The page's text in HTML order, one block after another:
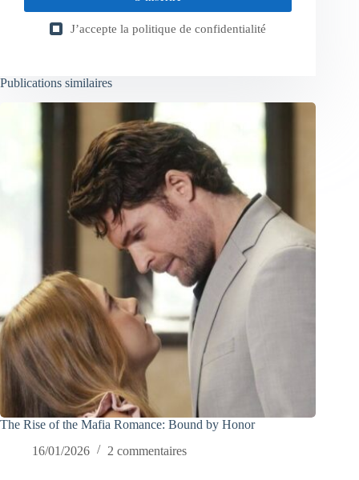
J’accepte la politique de confidentialité
Publications similaires
The Rise of the Mafia Romance: Bound by Honor
16/01/2026
2 commentaires